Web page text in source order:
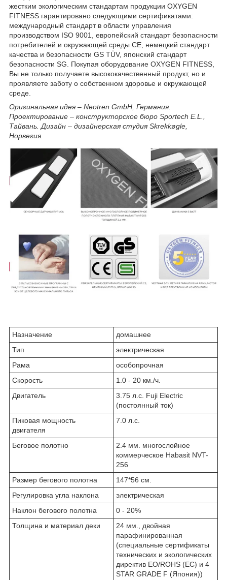
жестким экологическим стандартам продукции OXYGEN
FITNESS гарантировано следующими сертификатами:
международный стандарт в области управления
производством ISO 9001, европейский стандарт безопасности
потребителей и окружающей среды CE, немецкий стандарт
качества и безопасности GS TÜV, японский стандарт
безопасности SG. Покупая оборудование OXYGEN FITNESS,
Вы не только получаете высококачественный продукт, но и
проявляете заботу о собственном здоровье и окружающей
среде.
Оригинальная идея – Neotren GmbH, Германия.
Проектирование – конструкторское бюро Sportech E.L.,
Тайвань. Дизайн – дизайнерская студия Skrekkøgle,
Норвегия.
Назначение
домашнее
Тип
электрическая
Рама
особопрочная
Скорость
1.0 - 20 км./ч.
Двигатель
3.75 л.с. Fuji Electric
(постоянный ток)
Пиковая мощность
двигателя
7.0 л.с.
Беговое полотно
2.4 мм. многослойное
коммерческое Habasit NVT-
256
Размер бегового полотна
147*56 см.
Регулировка угла наклона
электрическая
Наклон бегового полотна
0 - 20%
Толщина и материал деки
24 мм., двойная
парафинированная
(специальные сертификаты
технических и экологических
директив EO/ROHS (ЕС) и 4
STAR GRADE F (Япония))